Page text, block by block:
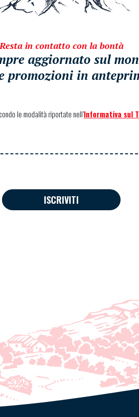
in contatto con la bontà
aggiornato sul
promozioni in
le modalità riportate nell’Informativa sul
ISCRIVITI